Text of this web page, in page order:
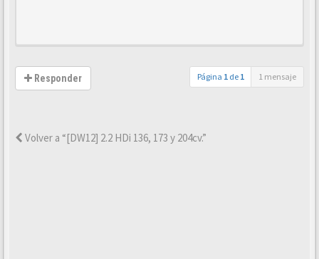
Responder Página 1 de 1 1 mensaje
Volver a “[DW12] 2.2 HDi 136, 173 y 204cv.”